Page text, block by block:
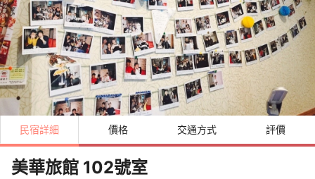
民宿詳細 價格 交通方式 評價
美華旅館 102號室